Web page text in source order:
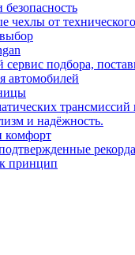
чехлы от технического
подбора,
автомобилей
и надёжность.
комфорт
принцип